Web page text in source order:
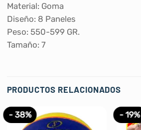
Material: Goma
Diseño: 8 Paneles
Peso: 550-599 GR.
Tamaño: 7
PRODUCTOS RELACIONADOS
- 38% - 19%